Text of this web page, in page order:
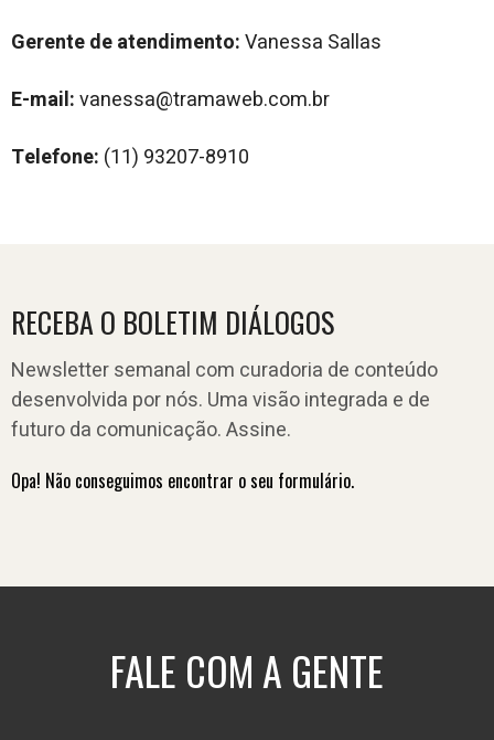
Gerente de atendimento:Vanessa Sallas
E-mail:vanessa@tramaweb.com.br
Telefone: (11) 93207-8910
RECEBA O BOLETIM DIÁLOGOS
Newsletter semanal com curadoria de conteúdo
desenvolvida por nós. Uma visão integrada e de
futuro da comunicação. Assine.
Opa! Não conseguimos encontrar o seu formulário.
FALE COM A GENTE